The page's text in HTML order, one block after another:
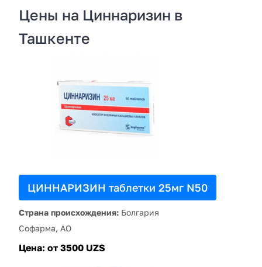
Цены на Циннаризин в
Ташкенте
ЦИННАРИЗИН таблетки 25мг N50
Страна происхождения: Болгария
Софарма, АО
Цена: от 3500 UZS